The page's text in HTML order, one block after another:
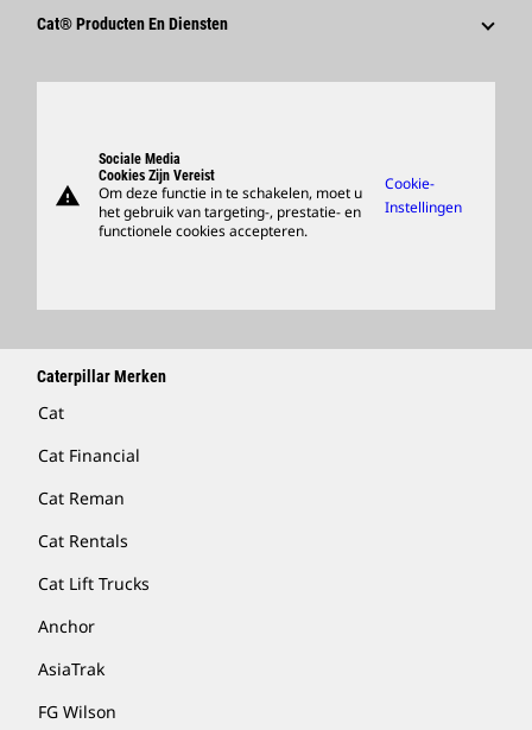
Waarom Caterpillar?
Cat® Producten En Diensten
Ondersteuning
Merchandise Kopen
Dealer Zoeken
warning
Sociale Media
Cookies Zijn Vereist
Om deze functie in te schakelen, moet u
het gebruik van targeting-, prestatie- en
functionele cookies accepteren.
Cookie-
Instellingen
Caterpillar Merken
Cat
Cat Financial
Cat Reman
Cat Rentals
Cat Lift Trucks
Anchor
AsiaTrak
FG Wilson